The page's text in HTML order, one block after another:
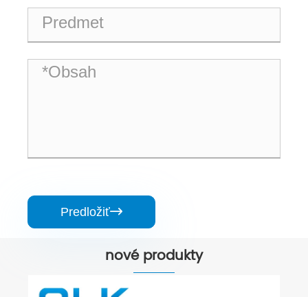
Predložiť
nové produkty